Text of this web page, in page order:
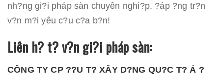
nh?ng gi?i pháp sàn chuyên nghi?p, ?áp ?ng tr?n
v?n m?i yêu c?u c?a b?n!
Liên h? t? v?n gi?i pháp sàn:
CÔNG TY CP ??U T? XÂY D?NG QU?C T? Á ?